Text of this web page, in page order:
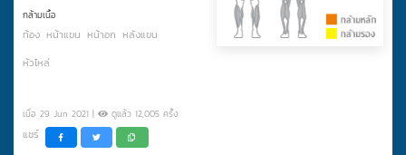
กล้ามเนื้อ
ท้อง หน้าแขน หน้าอก หลังแขน
หัวไหล่
เมื่อ 29 Jun 2021 | ดูแล้ว 12,005 ครั้ง
แชร์